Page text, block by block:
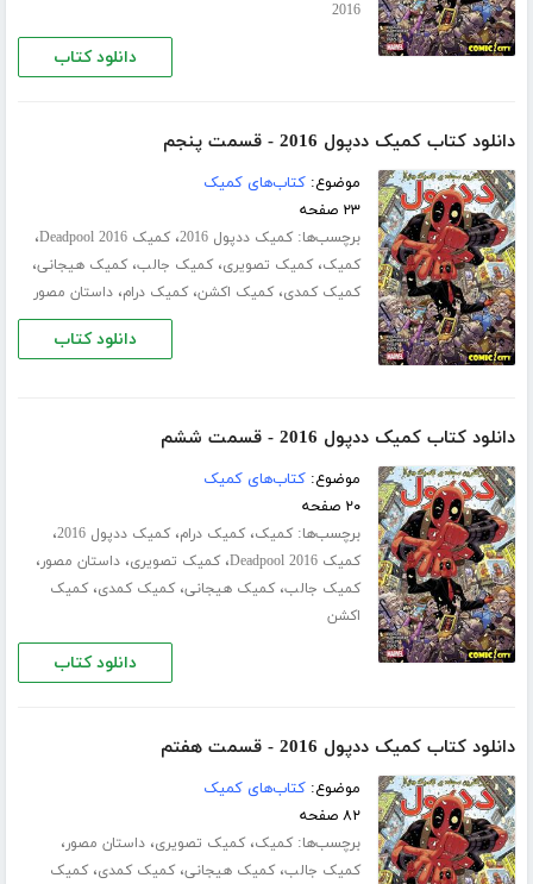
2016
دانلود کتاب
دانلود کتاب کمیک ددپول 2016 - قسمت پنجم
موضوع:کتاب‌های کمیک
۲۳ صفحه
برچسب‌ها:کمیک ددپول 2016 ،کمیک Deadpool 2016 ،
کمیک،کمیک تصویری،کمیک جالب،کمیک هیجانی،
کمیک کمدی،کمیک اکشن،کمیک درام،داستان مصور
دانلود کتاب
دانلود کتاب کمیک ددپول 2016 - قسمت ششم
موضوع:کتاب‌های کمیک
۲۰ صفحه
برچسب‌ها:کمیک،کمیک درام،کمیک ددپول 2016 ،
کمیک Deadpool 2016 ،کمیک تصویری،داستان مصور،
کمیک جالب،کمیک هیجانی،کمیک کمدی،کمیک
اکشن
دانلود کتاب
دانلود کتاب کمیک ددپول 2016 - قسمت هفتم
موضوع:کتاب‌های کمیک
۸۲ صفحه
برچسب‌ها:کمیک،کمیک تصویری،داستان مصور،
کمیک جالب،کمیک هیجانی،کمیک کمدی،کمیک